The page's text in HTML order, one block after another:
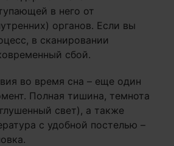
в него от
органов. Если вы
в сканировании
сбой.
во время сна – еще один
Полная тишина, темнота
свет), а также
с удобной постелью –